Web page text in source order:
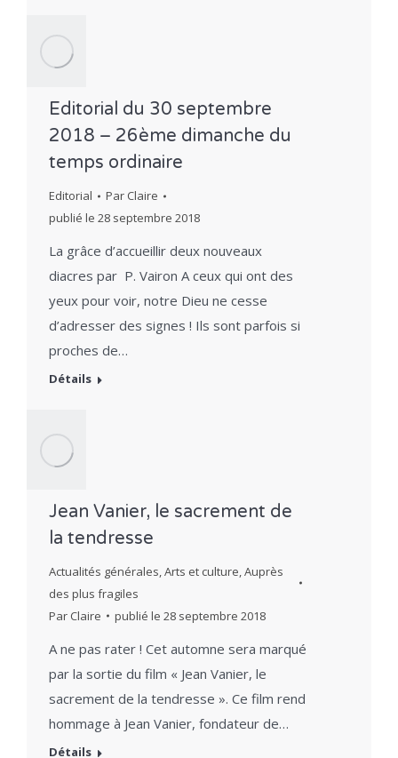
Editorial du 30 septembre
2018 – 26ème dimanche du
temps ordinaire
Editorial Par Claire
publié le 28 septembre 2018
La grâce d’accueillir deux nouveaux
diacres par P. Vairon A ceux qui ont des
yeux pour voir, notre Dieu ne cesse
d’adresser des signes ! Ils sont parfois si
proches de…
Détails
Jean Vanier, le sacrement de
la tendresse
Actualités générales,Arts et culture,Auprès
des plus fragiles
Par Claire publié le 28 septembre 2018
A ne pas rater ! Cet automne sera marqué
par la sortie du film « Jean Vanier, le
sacrement de la tendresse ». Ce film rend
hommage à Jean Vanier, fondateur de…
Détails